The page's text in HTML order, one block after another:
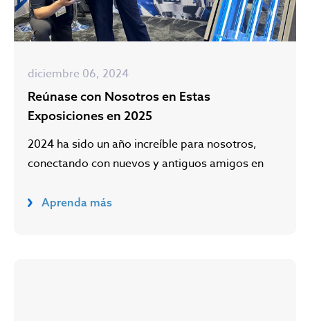
diciembre 06, 2024
Reúnase con Nosotros en Estas
Exposiciones en 2025
2024 ha sido un año increíble para nosotros,
conectando con nuevos y antiguos amigos en
Aprenda más